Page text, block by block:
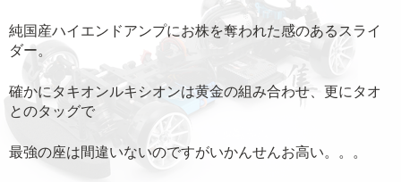
純国産ハイエンドアンプにお株を奪われた感のあるスライ
ダー。
確かにタキオンルキシオンは黄金の組み合わせ、更にタオ
とのタッグで
最強の座は間違いないのですがいかんせんお高い。。。